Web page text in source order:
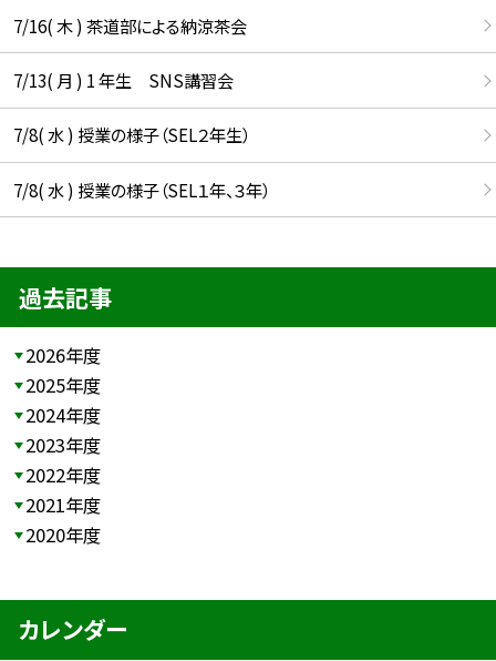
7/16( 木 ) 茶道部による納涼茶会
7/13( 月 ) 1 年生 SNS講習会
7/8( 水 ) 授業の様子（SEL２年生）
7/8( 水 ) 授業の様子（SEL１年、３年）
過去記事
2026年度
2025年度
2024年度
2023年度
2022年度
2021年度
2020年度
カレンダー